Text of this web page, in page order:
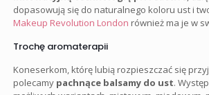
dopasowują się do naturalnego koloru ust i
Makeup Revolution London również ma je w
Trochę aromaterapii
Koneserkom, którę lubią rozpieszczać się
polecamy pachnące balsamy do ust.